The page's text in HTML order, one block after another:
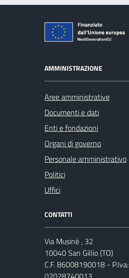
AMMINISTRAZIONE
Aree amministrative
Documenti e dati
Enti e fondazioni
Organi di governo
Personale amministrativo
Politici
Uffici
CONTATTI
Via Musinè , 32
10040 San Gillio (TO)
C.F. 86008190018 - P.Iva: